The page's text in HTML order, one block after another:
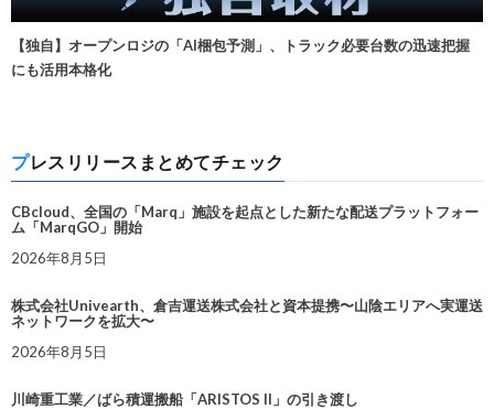
【独自】オープンロジの「AI梱包予測」、トラック必要台数の迅速把握
にも活用本格化
プレスリリースまとめてチェック
CBcloud、全国の「Marq」施設を起点とした新たな配送プラットフォー
ム「MarqGO」開始
2026年8月5日
株式会社Univearth、倉吉運送株式会社と資本提携〜山陰エリアへ実運送
ネットワークを拡大〜
2026年8月5日
川崎重工業／ばら積運搬船「ARISTOS II」の引き渡し